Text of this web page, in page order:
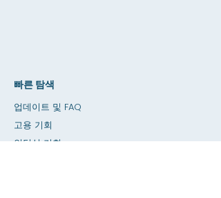
빠른 탐색
업데이트 및 FAQ
고용 기회
인턴십 기회